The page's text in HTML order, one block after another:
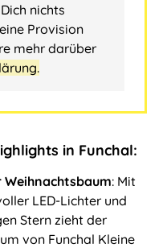
nichts
Provision
mehr darüber
in Funchal:
: Mit
LED-Lichter und
Stern zieht der
von Funchal Kleine